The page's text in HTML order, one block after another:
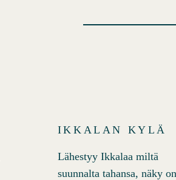
IKKALAN KYLÄ
Lähestyy Ikkalaa miltä
suunnalta tahansa, näky on